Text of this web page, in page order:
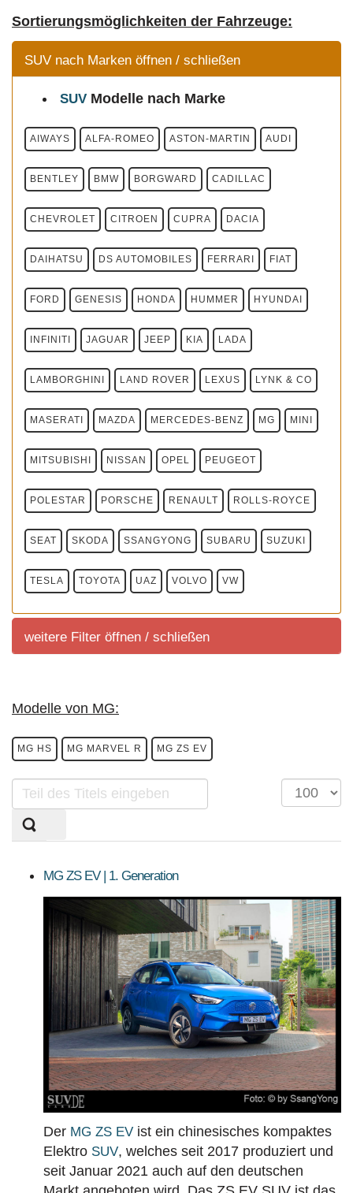
Sortierungsmöglichkeiten der Fahrzeuge:
SUV nach Marken öffnen / schließen
SUV Modelle nach Marke
AIWAYS ALFA-ROMEO ASTON-MARTIN AUDI
BENTLEY BMW BORGWARD CADILLAC
CHEVROLET CITROEN CUPRA DACIA
DAIHATSU DS AUTOMOBILES FERRARI FIAT
FORD GENESIS HONDA HUMMER HYUNDAI
INFINITI JAGUAR JEEP KIA LADA
LAMBORGHINI LAND ROVER LEXUS LYNK & CO
MASERATI MAZDA MERCEDES-BENZ MG MINI
MITSUBISHI NISSAN OPEL PEUGEOT
POLESTAR PORSCHE RENAULT ROLLS-ROYCE
SEAT SKODA SSANGYONG SUBARU SUZUKI
TESLA TOYOTA UAZ VOLVO VW
weitere Filter öffnen / schließen
SortierungSUVMarktuebersicht
Sortierung aller aktuell im deutschem Handel
angeboteten Fahrzeuge.
KLASSEN
Sortierung SUV Datenbank
Die Sortierungsmöglichkeit umfasst alle SUV-
Modelle und Generationen!
BAUJAHR LAND MARKE
Modelle von MG:
MG HS MG MARVEL R MG ZS EV
Teil
des
Titels
Anzeige
#
MG ZS EV | 1. Generation
Der MG ZS EV ist ein chinesisches kompaktes
Elektro SUV, welches seit 2017 produziert und
seit Januar 2021 auch auf den deutschen